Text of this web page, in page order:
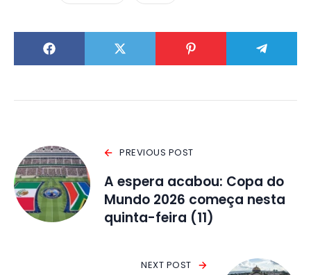
PREVIOUS POST
A espera acabou: Copa do
Mundo 2026 começa nesta
quinta-feira (11)
NEXT POST